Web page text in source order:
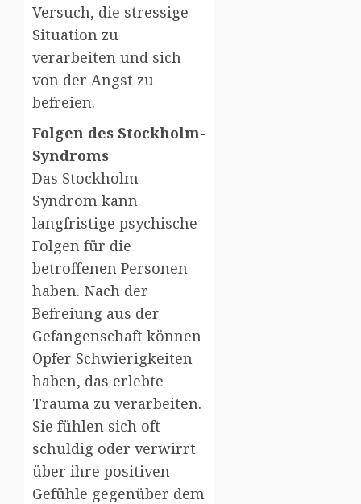
Versuch, die stressige
Situation zu
verarbeiten und sich
von der Angst zu
befreien.
Folgen des Stockholm-
Syndroms
Das Stockholm-
Syndrom kann
langfristige psychische
Folgen für die
betroffenen Personen
haben. Nach der
Befreiung aus der
Gefangenschaft können
Opfer Schwierigkeiten
haben, das erlebte
Trauma zu verarbeiten.
Sie fühlen sich oft
schuldig oder verwirrt
über ihre positiven
Gefühle gegenüber dem